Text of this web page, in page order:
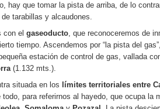
hay que tomar la pista de arriba, de lo
tarabillas y alcaudones.
con el gaseoducto, que reconoceremos de
tiempo. Ascendemos por “la pista del
estación de control de gas, vallada
(1.132 mts.).
situada en los límites territoriales entre
para referirnos al hayedo, que ocupa la